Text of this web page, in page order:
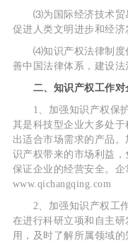
⑶为国际经济技术贸易
促进人类文明进步和经济
⑷知识产权法律制度作
善中国法律体系，建设法
二、知识产权工作对
1、加强知识产权保护
其是科技型企业大多处
出适合市场需求的产品
识产权带来的市场利益，
保证企业的经营安全。企
www.qichangqing.com
2、加强知识产权工作
在进行科研立项和自主
用，及时了解所属领域